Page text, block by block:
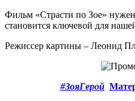
Фильм «Страсти по Зое»
становится ключевой для
Режиссер картины – Леонид
#ЗояГерой